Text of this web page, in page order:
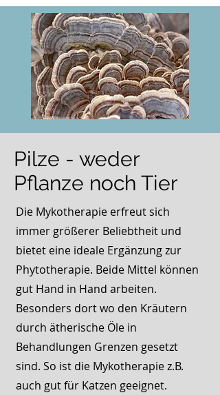
Pilze - weder
Pflanze noch Tier
Die Mykotherapie erfreut sich
immer größerer Beliebtheit und
bietet eine ideale Ergänzung zur
Phytotherapie. Beide Mittel können
gut Hand in Hand arbeiten.
Besonders dort wo den Kräutern
durch ätherische Öle in
Behandlungen Grenzen gesetzt
sind. So ist die Mykotherapie z.B.
auch gut für Katzen geeignet.